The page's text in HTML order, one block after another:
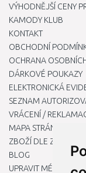
VÝHODNĚJŠÍ CENY
KAMODY KLUB
KONTAKT
OBCHODNÍ
OCHRANA
DÁRKOVÉ POUKAZY
ELEKTRONICKÁ
SEZNAM
VRÁCENÍ /
MAPA STRÁNKY
ZBOŽÍ DLE ZNAČEK
BLOG
UPRAVIT MÉ